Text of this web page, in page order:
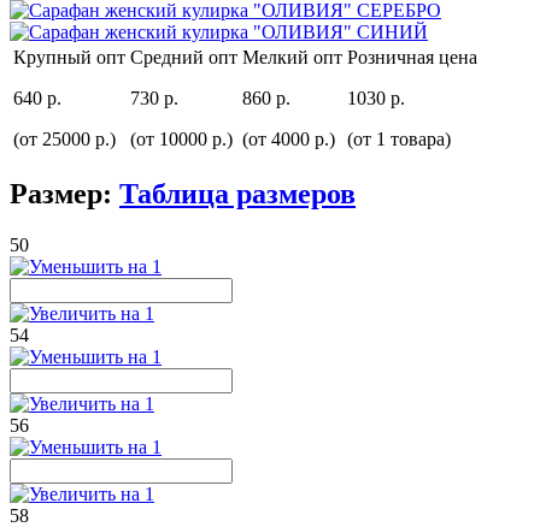
Крупный опт
640 р.
(от 25000 р.)
Средний опт
730 р.
(от 10000 р.)
Мелкий опт
860 р.
(от 4000 р.)
Розничная цена
1030 р.
(от 1 товара)
Размер: Таблица размеров
50
54
56
58